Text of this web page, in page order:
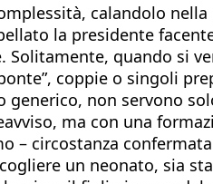
calandolo
la presidente
quando si
coppie o singoli
non servono
ma con una
– circostanza
un neonato, sia